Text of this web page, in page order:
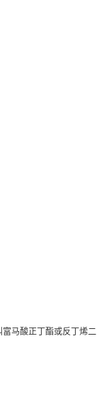
马酸正丁酯或反丁烯二